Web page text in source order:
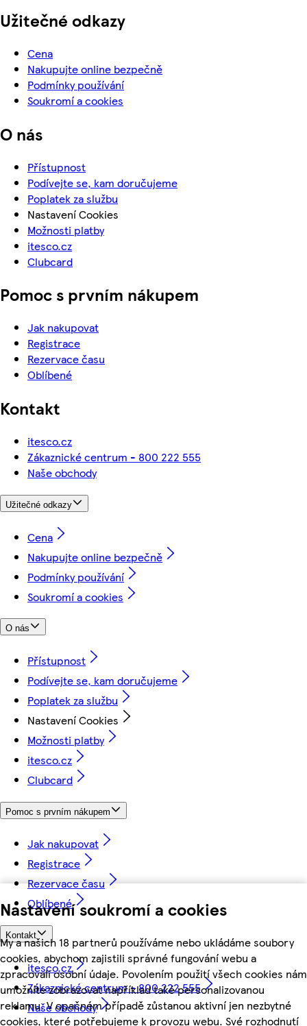
Nastavení soukromí a cookies
My a našich 18 partnerů používáme nebo ukládáme soubory
cookies, abychom zajistili správné fungování webu a
zpracovali osobní údaje. Povolením použití všech cookies nám
umožníte zobrazovat například také personalizovanou
reklamu. V opačném případě zůstanou aktivní jen nezbytné
cookies, které potřebujeme k provozu webu. Své rozhodnutí
Užitečné odkazy
Cena
Nakupujte online bezpečně
Podmínky používání
Soukromí a cookies
O nás
Přístupnost
Podívejte se, kam doručujeme
Poplatek za službu
Nastavení Cookies
Možnosti platby
itesco.cz
Clubcard
Pomoc s prvním nákupem
Jak nakupovat
Registrace
Rezervace času
Oblíbené
Kontakt
itesco.cz
Zákaznické centrum - 800 222 555
Naše obchody
Užitečné odkazy
Cena
Nakupujte online bezpečně
Podmínky používání
Soukromí a cookies
O nás
Přístupnost
Podívejte se, kam doručujeme
Poplatek za službu
Nastavení Cookies
Možnosti platby
itesco.cz
Clubcard
Pomoc s prvním nákupem
Jak nakupovat
Registrace
Rezervace času
Oblíbené
Kontakt
itesco.cz
Zákaznické centrum - 800 222 555
Naše obchody